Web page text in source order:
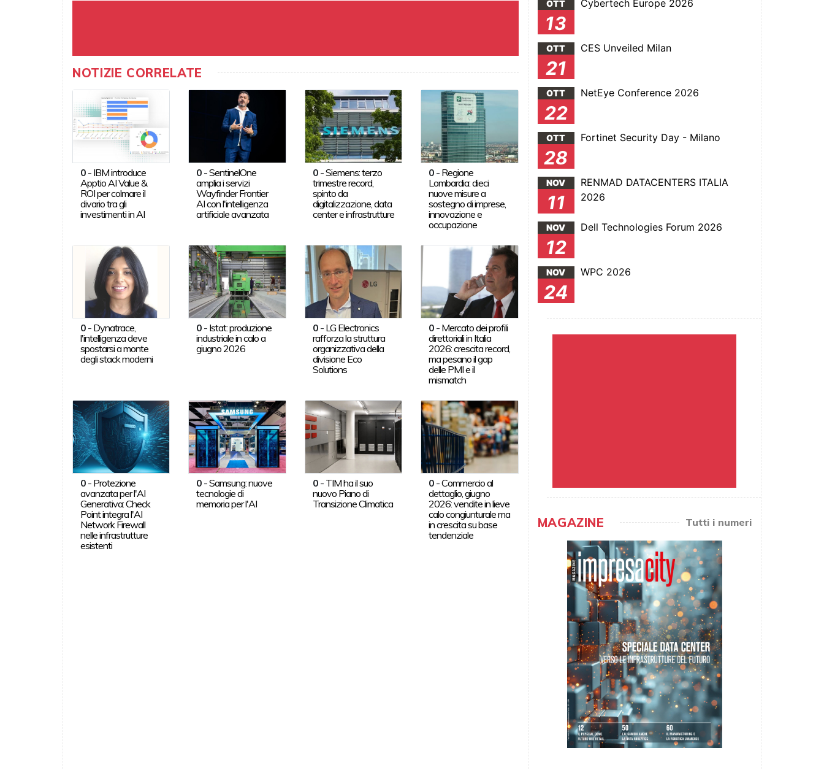
NOTIZIE CORRELATE
0- IBM introduce
Apptio AI Value &
ROI per colmare il
divario tra gli
investimenti in AI
0 -SentinelOne
amplia i servizi
Wayfinder Frontier
AI con l'intelligenza
artificiale avanzata
0-Siemens: terzo
trimestre record,
spinto da
digitalizzazione, data
center e infrastrutture
0 - Regione
Lombardia: dieci
nuove misure a
sostegno di imprese,
innovazione e
occupazione
0- Dynatrace,
l'intelligenza deve
spostarsi a monte
degli stack moderni
0 - Istat: produzione
industriale in calo a
giugno 2026
0- LG Electronics
rafforza la struttura
organizzativa della
divisione Eco
Solutions
0 - Mercato dei profili
direttoriali in Italia
2026: crescita record,
ma pesano il gap
delle PMI e il
mismatch
0- Protezione
avanzata per l'AI
Generativa: Check
Point integra l'AI
Network Firewall
nelle infrastrutture
esistenti
0 -Samsung: nuove
tecnologie di
memoria per l'AI
0- TIM ha il suo
nuovo Piano di
Transizione Climatica
0 -Commercio al
dettaglio, giugno
2026: vendite in lieve
calo congiunturale ma
in crescita su base
tendenziale
OTT
13
Cybertech Europe 2026
OTT
21
CES Unveiled Milan
OTT
22
NetEye Conference 2026
OTT
28
Fortinet Security Day - Milano
NOV
11
RENMAD DATACENTERS ITALIA
2026
NOV
12
Dell Technologies Forum 2026
NOV
24
WPC 2026
MAGAZINE Tutti i numeri